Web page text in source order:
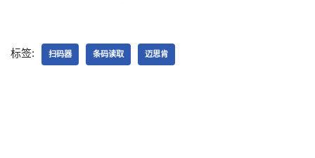
标签: 扫码器 条码读取 迈思肯